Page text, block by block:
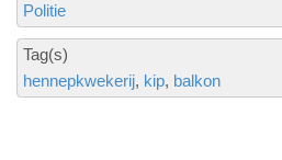
Politie
Tag(s)
hennepkwekerij kip balkon